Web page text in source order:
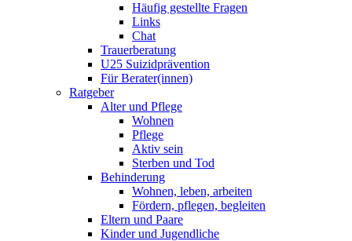
Häufig gestellte Fragen
Links
Chat
Trauerberatung
U25 Suizidprävention
Für Berater(innen)
Ratgeber
Alter und Pflege
Wohnen
Pflege
Aktiv sein
Sterben und Tod
Behinderung
Wohnen, leben, arbeiten
Fördern, pflegen, begleiten
Eltern und Paare
Kinder und Jugendliche